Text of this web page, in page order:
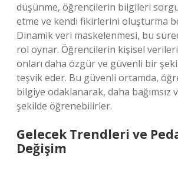
düşünme, öğrencilerin bilgileri
etme ve kendi fikirlerini oluşturma
Dinamik veri maskelenmesi, bu
rol oynar. Öğrencilerin kişisel
onları daha özgür ve güvenli bir
teşvik eder. Bu güvenli ortamda,
bilgiye odaklanarak, daha bağımsız
şekilde öğrenebilirler.
Gelecek Trendleri ve
Değişim